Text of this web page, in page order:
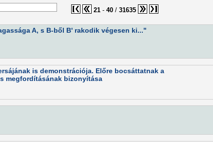
21- 40/ 31635
A, s B-ből B' rakodik végesen ki..."
is demonstrációja. Előre bocsáttatnak a
megfordításának bizonyítása